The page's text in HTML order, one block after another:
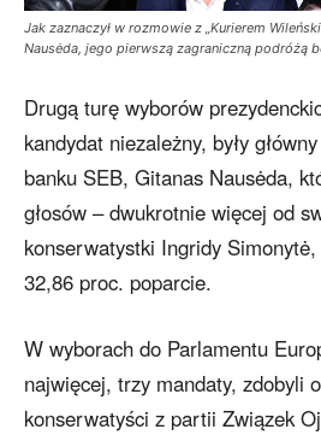
Jak zaznaczył w rozmowie z „Kurierem
Nausėda, jego pierwszą zagraniczną podróżą
Drugą turę wyborów
kandydat niezależny, były
banku SEB, Gitanas Nausėda,
głosów – dwukrotnie więcej od
konserwatystki Ingridy
32,86 proc. poparcie.
W wyborach do Parlamentu
najwięcej, trzy mandaty, zdobyli
konserwatyści z partii Związek